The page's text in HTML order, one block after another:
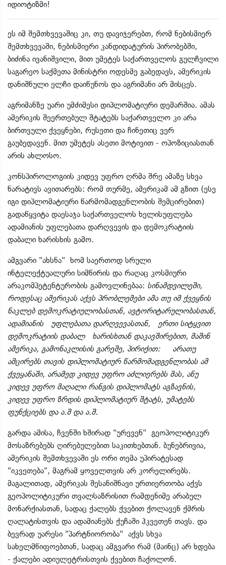
იდიოტიზმი!
ეს იმ შემთხვევაშიც კი, თუ დავიჯერებთ, რომ ნებისმიერ
შემთხვევაში, ნებისმიერი კანდიდატურის პირობებში,
ბიძინა ივანიშვილი, მით უმეტეს საქართველოს გულჩვილი
საგარეო საქმეთა მინისტრი ოდესმე გაბედავს, ამერიკის
დანიშნული ელჩი დაიწუნოს და აგრიმანი არ მისცეს.
აგრიმანზე უარი უმძიმესი დიპლომატიური დემარშია. ამას
ამერიკის შეერთებულ შტატებს საქართველო კი არა
ბირთვული ქვეყნები, რუსეთი და ჩინეთიც ვერ
გაუბედავენ. მით უმეტეს ასეთი მოტივით - ოპოზიციასთან
არის ახლოსო.
კონსპიროლოგიის კიდევ უფრო ღრმა შრე ამაზე სხვა
ნარატივს ავითარებს: რომ თურმე, ამერიკამ ამ გზით (ესე
იგი დიპლომატიური წარმომადგენლობის შემცირებით)
გადაწყვიტა დაესაჯა საქართველოს ხელისუფლება
ადამიანის უფლებათა დარღვევის და დემოკრატიის
დაბალი ხარისხის გამო.
ამგვარი "ახსნა" ხომ საერთოდ სრული
ინტელექტუალური სიმწირის და რაღაც კოსმიური
არაკომპეტენტურობის გამოვლინებაა: სინამდვილეში,
როდესაც ამერიკას აქვს პრობლემები ამა თუ იმ ქვეყნის
ნაკლებ დემოკრატიულობასთან, ავტორიტარულობასთან,
ადამიანის უფლებათა დარღვევასთან, ერთი სიტყვით
დემოკრატიის დაბალ ხარისხთან დაკავშირებით, მაშინ
ამერიკა, გამონაკლისის გარეშე, პირიქით: არათუ
ამცირებს თავის დიპლომატიურ წარმომადგენლობას ამ
ქვეყანაში, არამედ კიდევ უფრო აძლიერებს მას, ანუ
კიდევ უფრო მაღალი რანგის დიპლომატს აგზავნის,
კიდევ უფრო ზრდის დიპლომატიურ შტატს, უმატებს
ფუნქციებს და ა.შ და ა.შ.
გარდა ამისა, ჩვენში ხშირად "ურევენ" გეოპოლიტიკურ
მოსაზრებებს ღირებულებით საკითხებთან. ბუნებრივია,
ამერიკის შემთხვევაში ეს ორი თემა უპირატესად
"იკვეთება", მაგრამ ყოველთვის არ კორელირებს.
მაგალითად, ამერიკას შესანიშნავი ურთიერთობა აქვს
გეოპოლიტიკური თვალსაზრისით რამდენიმე არაბულ
მონარქიასთან, სადაც ქალებს ქვებით ქოლავენ ქმრის
ღალატისთვის და ადამიანებს ქუჩაში ჰკვეთენ თავს. და
ბევრად უარესი "პარტნიორობა" აქვს სხვა
სახელმწიფოებთან, სადაც ამგვარი რამ (მაინც) არ ხდება
- ქალები ადიულეტრისთვის ქვებით ჩაქოლონ.